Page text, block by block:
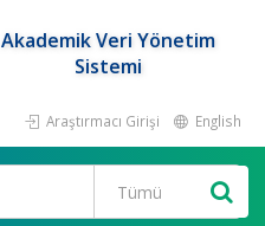
Akademik Veri Yönetim
Sistemi
Araştırmacı Girişi English